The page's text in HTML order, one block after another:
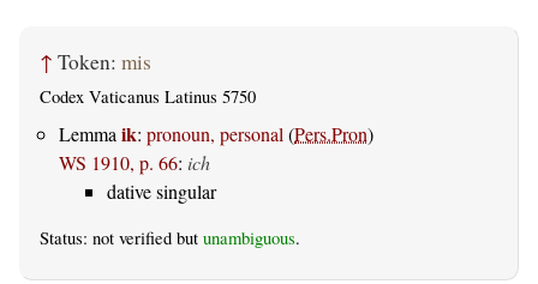
↑ Token: mis
Codex Vaticanus Latinus 5750
Lemma ik: pronoun, personal (Pers.Pron)
WS 1910, p. 66: ich
dative singular
Status: not verified but unambiguous.